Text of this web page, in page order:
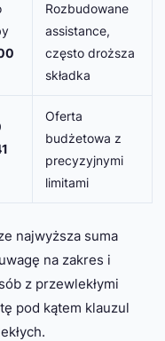
Rozbudowane
assistance,
często droższa
składka
Oferta
budżetowa z
precyzyjnymi
limitami
najwyższa suma
na zakres i
z przewlekłymi
pod kątem klauzul